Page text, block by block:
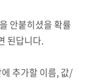
안붙히셨을 확률
된답니다.
추가할 이름, 값/